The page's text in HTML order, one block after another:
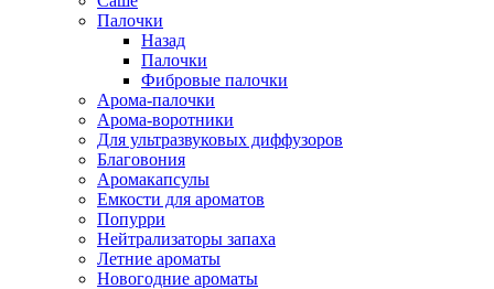
Палочки
Назад
Палочки
Фибровые палочки
Арома-палочки
Арома-воротники
Для ультразвуковых диффузоров
Благовония
Аромакапсулы
Емкости для ароматов
Попурри
Нейтрализаторы запаха
Летние ароматы
Новогодние ароматы